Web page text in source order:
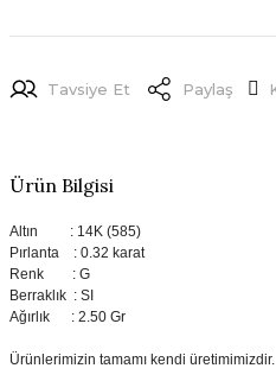
Tavsiye Et Paylaş
Ürün Bilgisi
Altın : 14K (585)
Pırlanta : 0.32 karat
Renk : G
Berraklık : SI
Ağırlık : 2.50 Gr
Ürünlerimizin tamamı kendi üretimimizdir.